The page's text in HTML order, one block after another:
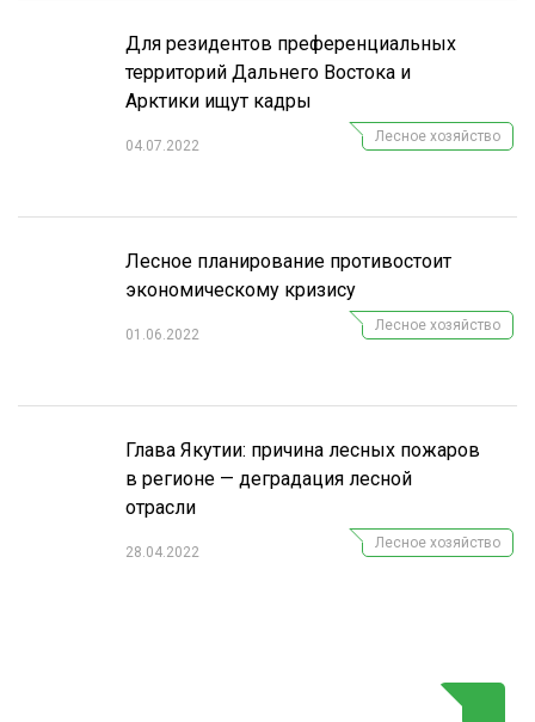
Для резидентов преференциальных
территорий Дальнего Востока и
Арктики ищут кадры
04.07.2022
Лесное хозяйство
Лесное планирование противостоит
экономическому кризису
01.06.2022
Лесное хозяйство
Глава Якутии: причина лесных пожаров
в регионе — деградация лесной
отрасли
28.04.2022
Лесное хозяйство